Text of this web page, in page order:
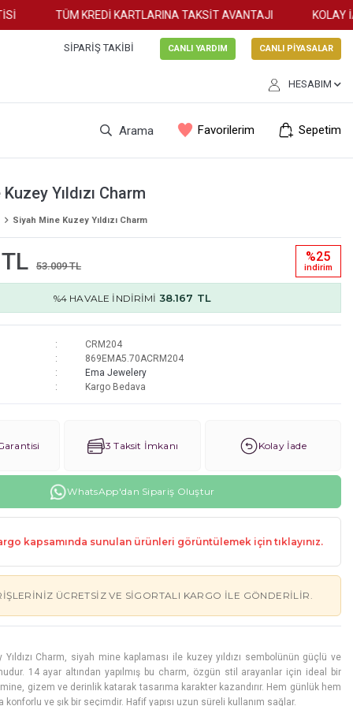
TÜM KREDİ KARTLARINA TAKSİT AVANTAJI KOLAY
SIPARIŞ TAKIBI CANLI YARDIM CANLI PİYASALAR
HESABIM
Arama Favorilerim Sepetim
Yıldızı Charm
Siyah Mine Kuzey Yıldızı Charm
53.009 TL
%25
i̇ndi̇ri̇m
%4 HAVALE İNDİRİMİ 38.167 TL
CRM204
869EMA5.70ACRM204
Ema Jewelery
Kargo Bedava
3 Taksit İmkanı Kolay İade
WhatsApp'dan Sipariş Oluştur
kapsamında sunulan ürünleri görüntülemek için tıklayınız.
ÜCRETSIZ VE SIGORTALI KARGO ILE GÖNDERILIR.
Yıldızı Charm, siyah mine kaplaması ile kuzey yıldızı sembolünün güçlü ve
14 ayar altından yapılmış bu charm, özgün stil arayanlar için ideal bir
gizem ve derinlik katarak tasarıma karakter kazandırır. Hem günlük hem
konforlu ve şık bir seçimdir. Hafif yapısı uzun süreli kullanım sağlar.